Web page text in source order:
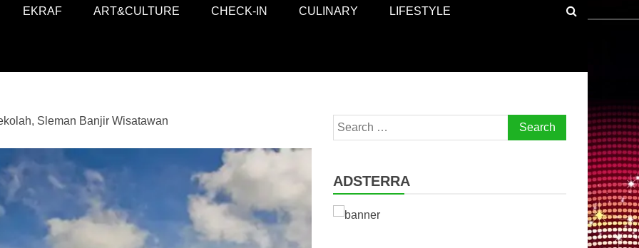
EKRAF ART&CULTURE CHECK-IN CULINARY LIFESTYLE
Sleman Banjir Wisatawan
Search
for:
ADSTERRA